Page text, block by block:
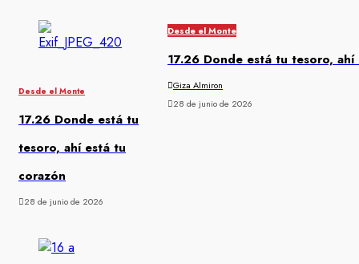
Desde el Monte
17.26 Donde está tu
tesoro, ahí está tu
corazón
28 de junio de 2026
Desde el Monte
17.26 Donde está tu tesoro,
Giza Almiron
28 de junio de 2026